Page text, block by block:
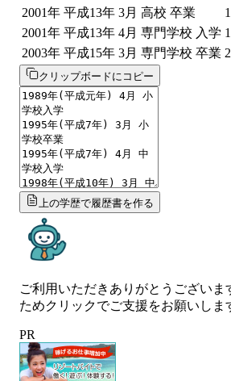
2001年 平成13年 3月 高校 卒業
2001年 平成13年 4月 専門学校 入学
2003年 平成15年 3月 専門学校 卒業
クリップボードにコピー
上の学歴で履歴書を作る
ご利用いただきありがとうござい
ためクリックでご支援をお願いしま
PR